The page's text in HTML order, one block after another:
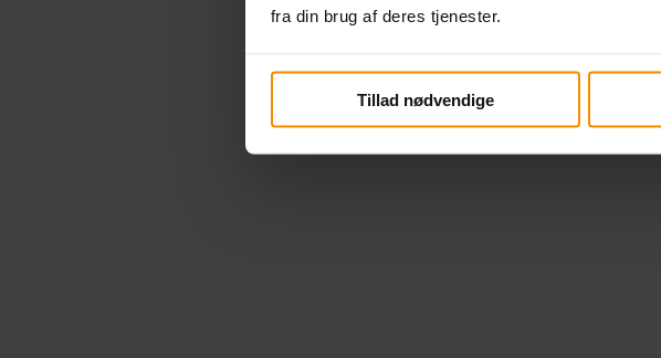
fra din brug af deres tjenester.
Tillad nødvendige